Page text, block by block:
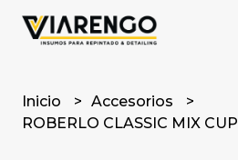
Inicio
Accesorios
ROBERLO CLASSIC MIX CUP